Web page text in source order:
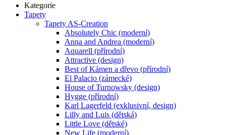
Kategorie
Tapety
Tapety AS-Creation
Absolutely Chic (moderní)
Anna and Andrea (moderní)
Aquarell (přírodní)
Attractive (design)
Best of Kámen a dřevo (přírodní)
El Palacio (zámecké)
House of Turnowsky (design)
Hygge (přírodní)
Karl Lagerfeld (exklusivní, design)
Lilly and Luis (dětská)
Little Love (dětské)
New Life (moderní)